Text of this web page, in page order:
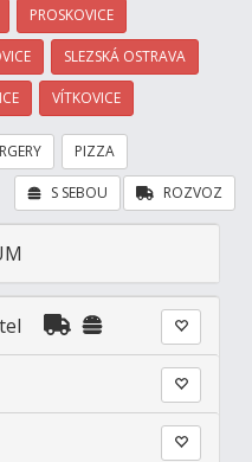
PROSKOVICE
SLEZSKÁ OSTRAVA
VÍTKOVICE
PIZZA
ROZVOZ
S SEBOU